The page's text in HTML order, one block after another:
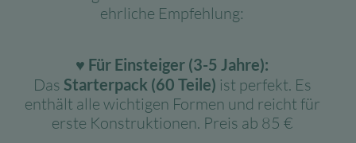
ehrliche Empfehlung:
♥ Für Einsteiger (3-5 Jahre):
Das Starterpack (60 Teile) ist perfekt. Es
enthält alle wichtigen Formen und reicht für
erste Konstruktionen. Preis ab 85 €